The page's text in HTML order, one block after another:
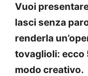
Vuoi
lasci senza
renderla
tovaglioli: ecco
modo creativo.